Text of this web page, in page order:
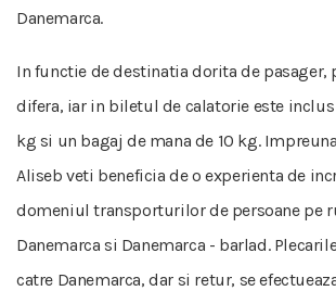
Danemarca.
In functie de destinatia dorita de pasager,
difera, iar in biletul de calatorie este
kg si un bagaj de mana de 10 kg.
Aliseb veti beneficia de o experienta de
domeniul transporturilor de persoane pe
Danemarca si Danemarca - barlad.
catre Danemarca, dar si retur, se